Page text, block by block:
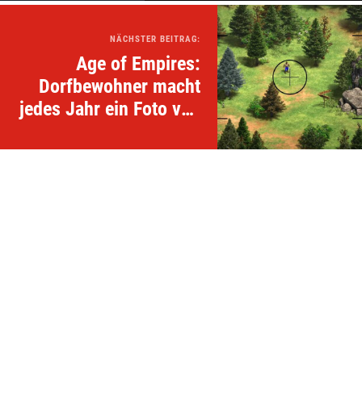
NÄCHSTER BEITRAG:
Age of Empires:
Dorfbewohner macht
jedes Jahr ein Foto von